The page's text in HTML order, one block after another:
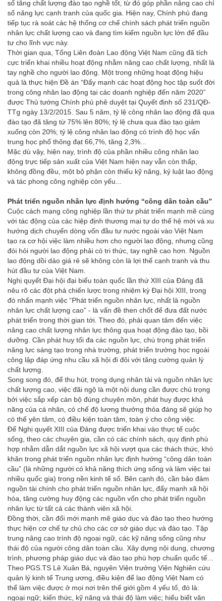
số tăng chất lượng đào tạo nghề tốt, từ đó góp phần nâng cao chỉ
số năng lực cạnh tranh của quốc gia. Hiện nay, Chính phủ đang
tiếp tục rà soát các hệ thống cơ chế chính sách phát triển nguồn
nhân lực chất lượng cao và đang tìm kiếm nguồn lực lớn để đầu
tư cho lĩnh vực này.
Thời gian qua, Tổng Liên đoàn Lao động Việt Nam cũng đã tích
cực triển khai nhiều hoạt động nhằm nâng cao chất lượng, nhất là
tay nghề cho người lao động. Một trong những hoạt động hiệu
quả là thực hiện Đề án “Đẩy mạnh các hoạt động học tập suốt đời
trong công nhân lao động tại các doanh nghiệp đến năm 2020”
được Thủ tướng Chính phủ phê duyệt tại Quyết định số 231/QĐ-
TTg ngày 13/2/2015. Sau 5 năm, tỷ lệ công nhân lao động đã qua
đào tạo đã tăng từ 75% lên 80%; tỷ lệ chưa qua đào tạo giảm
xuống còn 20%; tỷ lệ công nhân lao động có trình độ học vấn
trung học phổ thông đạt 66,7%, tăng 2,3%...
Mặc dù vậy, hiện nay, trình độ của phần nhiều công nhân lao
động trực tiếp sản xuất của Việt Nam hiện nay vẫn còn thấp,
không đồng đều, một bộ phận còn thiếu kỹ năng, kỷ luật lao động
và tác phong công nghiệp còn yếu...
Phát triển nguồn nhân lực định hướng “công dân toàn cầu”
Cuộc cách mạng công nghiệp lần thứ tư phát triển mạnh mẽ cùng
với tác động của các hiệp định thương mại tự do thế hệ mới và xu
hướng dịch chuyển dòng vốn đầu tư nước ngoài vào Việt Nam
tạo ra cơ hội việc làm nhiều hơn cho người lao động, nhưng cũng
đòi hỏi người lao động phải có tri thức, tay nghề cao hơn. Nguồn
lao động dồi dào giá rẻ sẽ không còn là lợi thế cạnh tranh và thu
hút đầu tư của Việt Nam.
Nghị quyết Đại hội đại biểu toàn quốc lần thứ XIII của Đảng đã
nêu rõ các đột phá chiến lược trong nhiệm kỳ Đại hội XIII, trong
đó nhấn mạnh việc “Phát triển nguồn nhân lực, nhất là nguồn
nhân lực chất lượng cao” - là vấn đề then chốt để đưa đất nước
phát triển trong thời gian tới. Theo đó, phải quan tâm đến việc
nâng cao chất lượng nhân lực thông qua hoạt động đào tạo, bồi
dưỡng. Cần phát huy tối đa các nguồn lực, chú trọng phát triển
năng lực sáng tạo trong nhà trường, phát triển trường học ngoài
công lập đáp ứng nhu cầu xã hội đi đôi với tăng cường quản lý
chất lượng.
Song song đó, để thu hút, trọng dụng nhân tài và nguồn nhân lực
chất lượng cao, việc đãi ngộ là một nội dung cần được chú trọng
bởi việc sắp xếp cán bộ đúng chuyên môn, phát huy được khả
năng của cá nhân, có chế độ lương thưởng thỏa đáng sẽ giúp họ
có thể yên tâm, có điều kiện toàn tâm, toàn ý cho công việc.
Để Nghị quyết XIII của Đảng được triển khai vào thực tế cuộc
sống, theo các chuyên gia, cần có các chính sách, quy định phù
hợp nhằm dẫn dắt nguồn lực xã hội vượt qua các thách thức, khó
khăn trong phát triển nguồn nhân lực định hướng “công dân toàn
cầu” (là những người có khả năng thích ứng sống và làm việc tại
nhiều quốc gia) trong nền kinh tế số. Bên cạnh đó, cần bảo đảm
nguồn tài chính cho phát triển nguồn nhân lực, đẩy mạnh xã hội
hóa, tăng cường huy động các nguồn vốn cho phát triển nguồn
nhân lực từ tất cả các thành viên xã hội.
Đồng thời, cần đổi mới mạnh mẽ giáo dục và đào tạo theo hướng
thực hiện cơ chế tự chủ cho các cơ sở giáo dục và đào tạo. Tập
trung nâng cao trình độ ngoại ngữ, các kỹ năng sống cũng như
thái độ của người công dân toàn cầu. Xây dựng nội dung, chương
trình, phương pháp giáo dục và đào tạo phù hợp chuẩn quốc tế...
Theo PGS.TS Lê Xuân Bá, nguyên Viện trưởng Viện Nghiên cứu
quản lý kinh tế Trung ương, điều kiện để lao động Việt Nam có
thể làm việc được ở mọi nơi trên thế giới gồm 4 yếu tố, đó là:
ngoại ngữ; kiến thức, kỹ năng và thái độ làm việc; hiểu biết văn